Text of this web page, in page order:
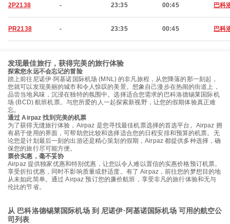
2P2138 - 23:35 00:45 巴科
PR2138 - 23:35 00:45 巴科
发现最佳旅行，获得完美的旅行体验
探索您永远不会忘记的冒险
踏上前往尼诺伊·阿基诺国际机场 (MNL) 的非凡旅程，从您降落的那一刻起，
您就可以发现美丽的城市和令人惊叹的美景。想象自己漫步在热闹的街道上，
品尝当地风味，沉浸在独特的氛围中。选择适合您需求的巴科洛德锡莱国际机
场 (BCD) 航班机票。与您所爱的人一起探索新视野，让您的假期体验真正难
忘。
通过 Airpaz 找到完美的机票
为了获得无缝旅行体验，Airpaz 是您寻找最佳机票选择的首选平台。Airpaz 拥
有易于使用的界面，可帮助您比较和选择适合您的日程安排和预算的机票。无
论您是计划最后一刻的出游还是精心策划的假期，Airpaz 都提供多种选择，确
保您的旅行尽可能方便。
票价实惠，毫不妥协
Airpaz 提供独家优惠和特别优惠，让您以令人难以置信的实惠价格预订机票。
享受折扣优惠，同时不影响质量或舒适度。有了 Airpaz，前往您的梦想目的地
从未如此简单。通过 Airpaz 预订您的廉价航班，享受非凡的旅行体验和无与
伦比的节省。
从 巴科洛德锡莱国际机场 到 尼诺伊·阿基诺国际机场 可用的航空公
司列表